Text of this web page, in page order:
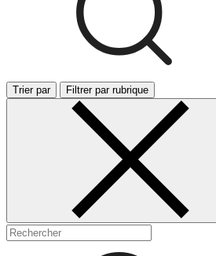
Trier par Filtrer par rubrique